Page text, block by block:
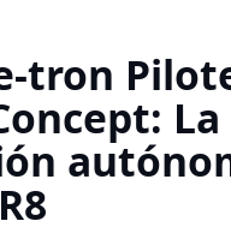
tron
La